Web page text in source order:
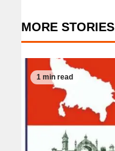
MORE STORIES
1 min read